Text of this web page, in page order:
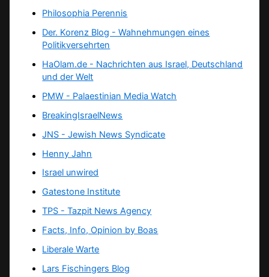
Philosophia Perennis
Der. Korenz Blog - Wahnehmungen eines
Politikversehrten
HaOlam.de - Nachrichten aus Israel, Deutschland
und der Welt
PMW - Palaestinian Media Watch
BreakingIsraelNews
JNS - Jewish News Syndicate
Henny Jahn
Israel unwired
Gatestone Institute
TPS -Tazpit News Agency
Facts, Info, Opinion by Boas
Liberale Warte
Lars Fischingers Blog